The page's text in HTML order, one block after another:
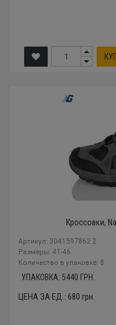
Кроссовки,
Артикул: 3041597862 2
Размеры: 41-46
Количество в упаковке: 8
УПАКОВКА: 5440 ГРН.
ЦЕНА ЗА ЕД.: 680 грн.